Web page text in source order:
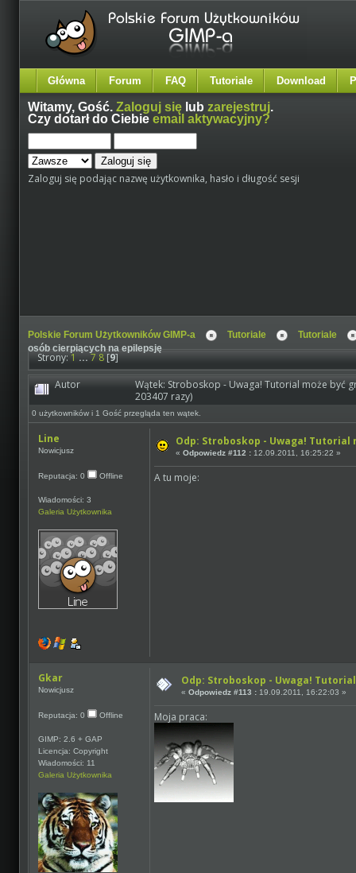
Główna Forum FAQ Tutoriale Download
Witamy, Gość. Zaloguj się lub zarejestruj.
Czy dotarł do Ciebie email aktywacyjny?
Zaloguj się podając nazwę użytkownika, hasło i długość sesji
Polskie Forum Użytkowników GIMP-a Tutoriale
Tutoriale
osób cierpiących na epilepsję
Strony:1...78[9]
Autor
Wątek: Stroboskop - Uwaga! Tutorial może być
203407 razy)
0 użytkowników i 1 Gość przegląda ten wątek.
Line
Nowicjusz
Reputacja: 0 Offline
Wiadomości: 3
Galeria Użytkownika
Odp: Stroboskop - Uwaga! Tutorial
«Odpowiedz #112 : 12.09.2011, 16:25:22 »
A tu moje:
Gkar
Nowicjusz
Reputacja: 0 Offline
GIMP: 2.6 + GAP
Licencja: Copyright
Wiadomości: 11
Galeria Użytkownika
Odp: Stroboskop - Uwaga!
«Odpowiedz #113 : 19.09.2011, 16:22:03 »
Moja praca: